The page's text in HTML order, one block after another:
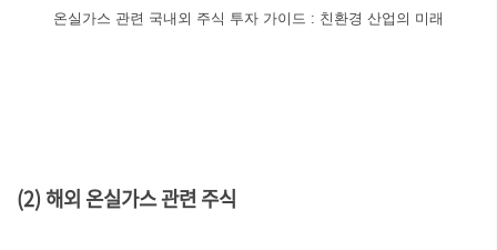
온실가스 관련 국내외 주식 투자 가이드 : 친환경 산업의 미래
(2) 해외 온실가스 관련 주식